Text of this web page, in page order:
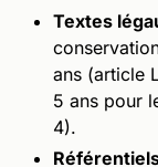
Textes
ans (article
5 ans pour
4).